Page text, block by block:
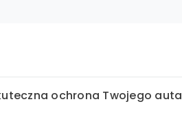
ochrona Twojego auta